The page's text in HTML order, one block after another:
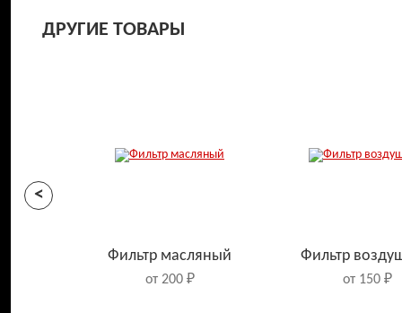
ДРУГИЕ ТОВАРЫ
<
Фильтр масляный
от 200 ₽
Фильтр
от 150 ₽